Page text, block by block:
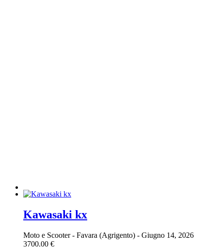
Kawasaki kx
Moto e Scooter- Favara (Agrigento) - Giugno 14, 2026
3700.00 €